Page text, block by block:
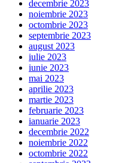
decembrie 2023
noiembrie 2023
octombrie 2023
septembrie 2023
august 2023
iulie 2023
iunie 2023
mai 2023
aprilie 2023
martie 2023
februarie 2023
ianuarie 2023
decembrie 2022
noiembrie 2022
octombrie 2022